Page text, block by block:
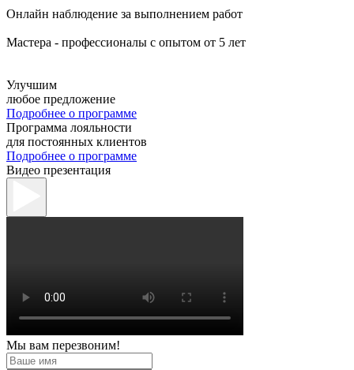
Онлайн наблюдение за выполнением работ
Мастера - профессионалы с опытом от 5 лет
Улучшим
любое предложение
Подробнее о программе
Программа лояльности
для постоянных клиентов
Подробнее о программе
Видео презентация
Мы вам перезвоним!